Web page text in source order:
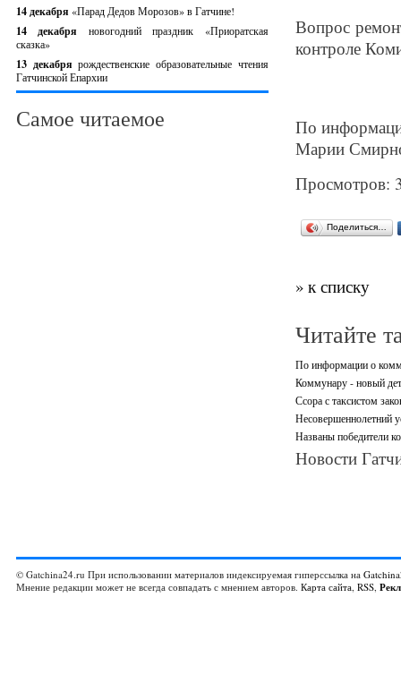
14 декабря «Парад Дедов Морозов» в Гатчине!
14 декабря новогодний праздник «Приоратская
сказка»
13 декабрярождественские образовательные чтения
Гатчинской Епархии
Самое читаемое
Вопрос
контроле
По
Марии
Просмотров:
Поделиться…
» к списку
Читайте
По информации о
Коммунару - новый
Ссора с таксистом
Несовершеннолетний
Названы победители
Новости
© Gatchina24.ru При использовании материалов индексируемая гиперссылка на
Мнение редакции может не всегда совпадать с мнением авторов. Карта сайта, RSS,